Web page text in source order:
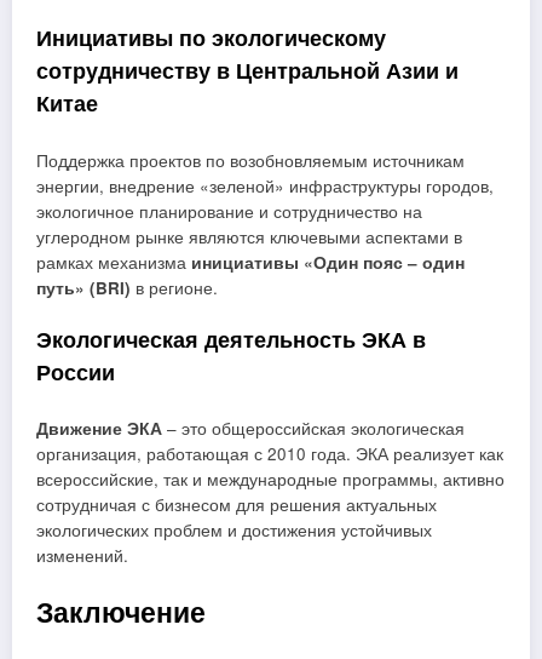
Инициативы по экологическому
сотрудничеству в Центральной Азии и
Китае
Поддержка проектов по возобновляемым источникам
энергии, внедрение «зеленой» инфраструктуры городов,
экологичное планирование и сотрудничество на
углеродном рынке являются ключевыми аспектами в
рамках механизма инициативы «Один пояс – один
путь» (BRI) в регионе.
Экологическая деятельность ЭКА в
России
Движение ЭКА – это общероссийская экологическая
организация, работающая с 2010 года. ЭКА реализует как
всероссийские, так и международные программы, активно
сотрудничая с бизнесом для решения актуальных
экологических проблем и достижения устойчивых
изменений.
Заключение